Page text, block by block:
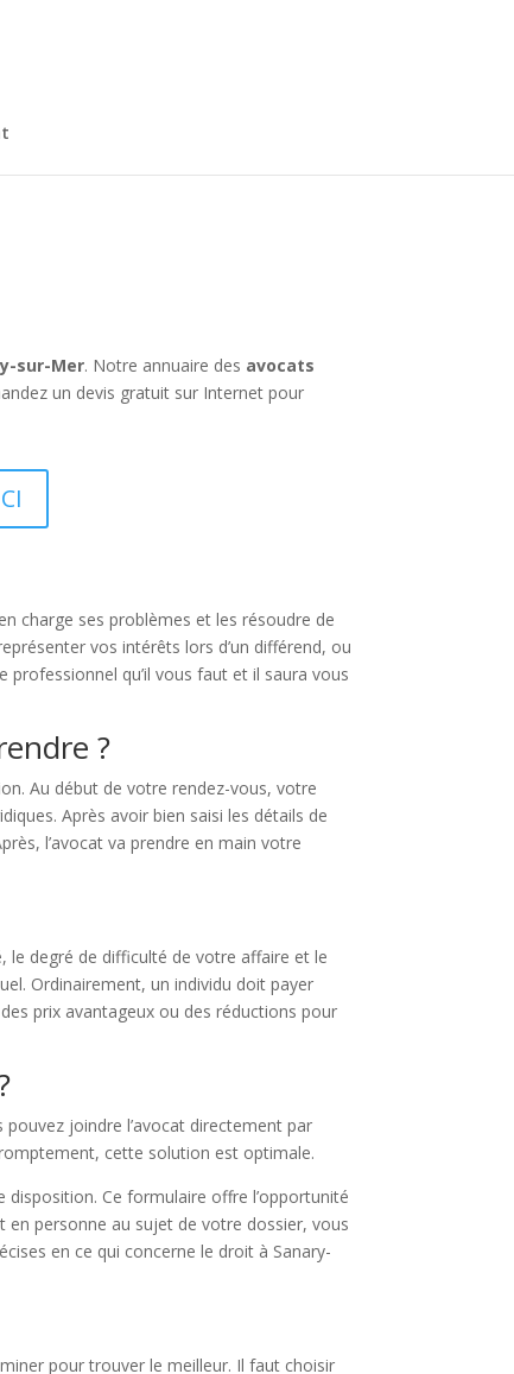
sur-Mer. Notre annuaire des avocats
un devis gratuit sur Internet pour
charge ses problèmes et les résoudre de
vos intérêts lors d’un différend, ou
qu’il vous faut et il saura vous
?
Au début de votre rendez-vous, votre
Après avoir bien saisi les détails de
l’avocat va prendre en main votre
le degré de difficulté de votre affaire et le
Ordinairement, un individu doit payer
prix avantageux ou des réductions pour
joindre l’avocat directement par
cette solution est optimale.
Ce formulaire offre l’opportunité
en personne au sujet de votre dossier, vous
en ce qui concerne le droit à Sanary-
pour trouver le meilleur. Il faut choisir